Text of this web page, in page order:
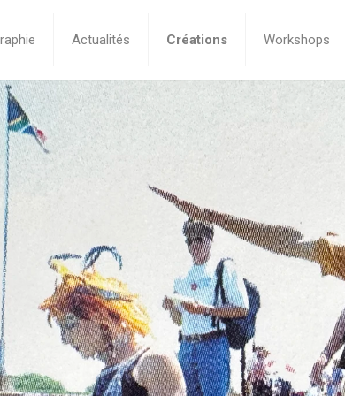
Actualités Créations Workshops